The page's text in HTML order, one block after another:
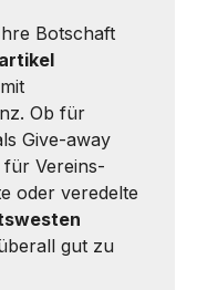
Botschaft
Ob für
Give-away
Vereins-
oder veredelte
gut zu